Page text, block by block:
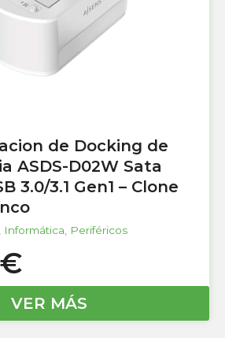
de Docking de
ASDS-D02W Sata
3.0/3.1 Gen1 – Clone
, Informática, Periféricos
€
VER MÁS